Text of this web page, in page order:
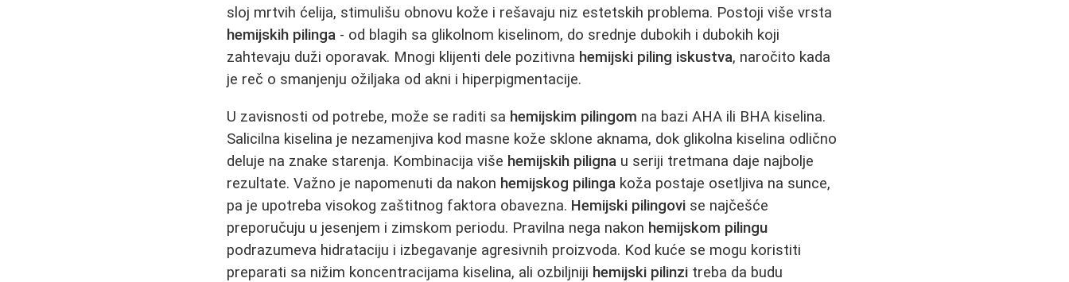
sloj mrtvih ćelija, stimulišu obnovu kože i rešavaju niz estetskih problema. Postoji više vrsta
hemijskih pilinga - od blagih sa glikolnom kiselinom, do srednje dubokih i dubokih koji
zahtevaju duži oporavak. Mnogi klijenti dele pozitivna hemijski piling iskustva, naročito kada
je reč o smanjenju ožiljaka od akni i hiperpigmentacije.
U zavisnosti od potrebe, može se raditi sa hemijskim pilingom na bazi AHA ili BHA kiselina.
Salicilna kiselina je nezamenjiva kod masne kože sklone aknama, dok glikolna kiselina odlično
deluje na znake starenja. Kombinacija više hemijskih piligna u seriji tretmana daje najbolje
rezultate. Važno je napomenuti da nakon hemijskog pilinga koža postaje osetljiva na sunce,
pa je upotreba visokog zaštitnog faktora obavezna. Hemijski pilingovi se najčešće
preporučuju u jesenjem i zimskom periodu. Pravilna nega nakon hemijskom pilingu
podrazumeva hidrataciju i izbegavanje agresivnih proizvoda. Kod kuće se mogu koristiti
preparati sa nižim koncentracijama kiselina, ali ozbiljniji hemijski pilinzi treba da budu